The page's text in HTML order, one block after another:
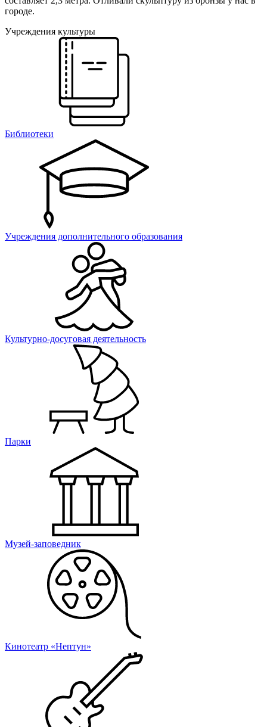
городе.
Учреждения культуры
Библиотеки
Учреждения дополнительного образования
Культурно-досуговая деятельность
Парки
Музей-заповедник
Кинотеатр «Нептун»